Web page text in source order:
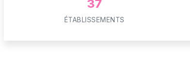
37
ÉTABLISSEMENTS